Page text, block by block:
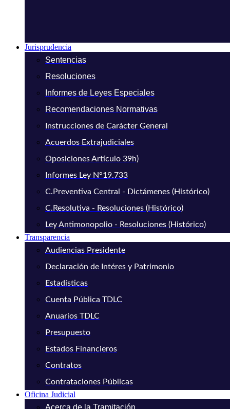
Jurisprudencia
Sentencias
Resoluciones
Informes de Leyes Especiales
Recomendaciones Normativas
Instrucciones de Carácter General
Acuerdos Extrajudiciales
Oposiciones Artículo 39h)
Informes Ley N°19.733
C.Preventiva Central - Dictámenes (Histórico)
C.Resolutiva - Resoluciones (Histórico)
Ley Antimonopolio - Resoluciones (Histórico)
Transparencia
Audiencias Presidente
Declaración de Intéres y Patrimonio
Estadísticas
Cuenta Pública TDLC
Anuarios TDLC
Presupuesto
Estados Financieros
Contratos
Contrataciones Públicas
Oficina Judicial
Acerca de la Tramitación